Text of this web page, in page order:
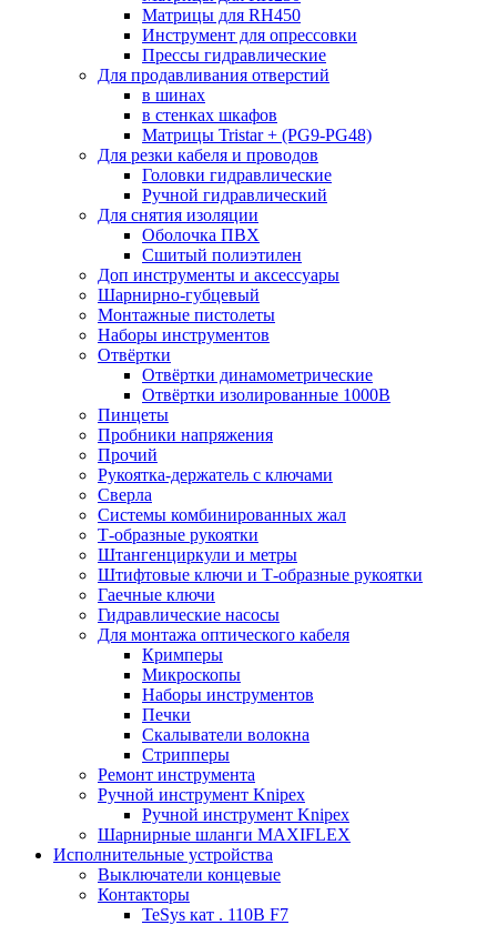
Матрицы для RH450
Инструмент для опрессовки
Прессы гидравлические
Для продавливания отверстий
в шинах
в стенках шкафов
Матрицы Tristar + (PG9-PG48)
Для резки кабеля и проводов
Головки гидравлические
Ручной гидравлический
Для снятия изоляции
Оболочка ПВХ
Сшитый полиэтилен
Доп инструменты и аксессуары
Шарнирно-губцевый
Монтажные пистолеты
Наборы инструментов
Отвёртки
Отвёртки динамометрические
Отвёртки изолированные 1000В
Пинцеты
Пробники напряжения
Прочий
Рукоятка-держатель с ключами
Сверла
Системы комбинированных жал
Т-образные рукоятки
Штангенциркули и метры
Штифтовые ключи и Т-образные рукоятки
Гаечные ключи
Гидравлические насосы
Для монтажа оптического кабеля
Кримперы
Микроскопы
Наборы инструментов
Печки
Скалыватели волокна
Стрипперы
Ремонт инструмента
Ручной инструмент Knipex
Ручной инструмент Knipex
Шарнирные шланги MAXIFLEX
Исполнительные устройства
Выключатели концевые
Контакторы
TeSys кат . 110В F7